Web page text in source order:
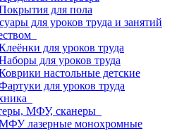
для пола
для уроков труда и занятий
для уроков труда
для уроков труда
настольные детские
для уроков труда
МФУ, сканеры
лазерные монохромные